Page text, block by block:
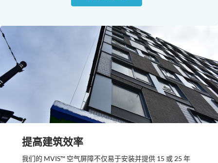
提高建筑效率
我们的 MVIS™ 空气屏障不仅易于安装并提供 15 或 25 年